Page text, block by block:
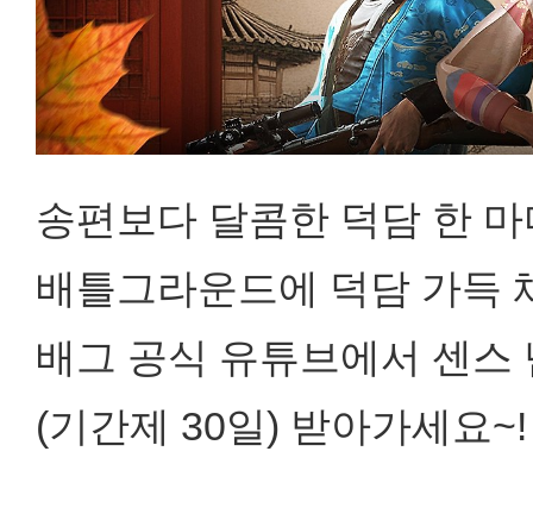
송편보다 달콤한 덕담 한 마
배틀그라운드에 덕담 가득
배그 공식 유튜브에서 센
(기간제 30일) 받아가세요~!